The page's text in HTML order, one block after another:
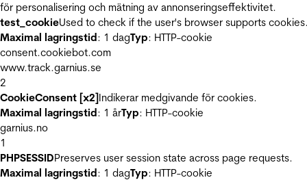
för personalisering och mätning av annonseringseffektivitet.
test_cookieUsed to check if the user's browser supports
Maximal lagringstid: 1 dagTyp: HTTP-cookie
consent.cookiebot.com
www.track.garnius.se
2
CookieConsent [x2]Indikerar medgivande för cookies.
Maximal lagringstid: 1 årTyp: HTTP-cookie
garnius.no
1
PHPSESSIDPreserves user session state across page requests.
Maximal lagringstid: 1 dagTyp: HTTP-cookie